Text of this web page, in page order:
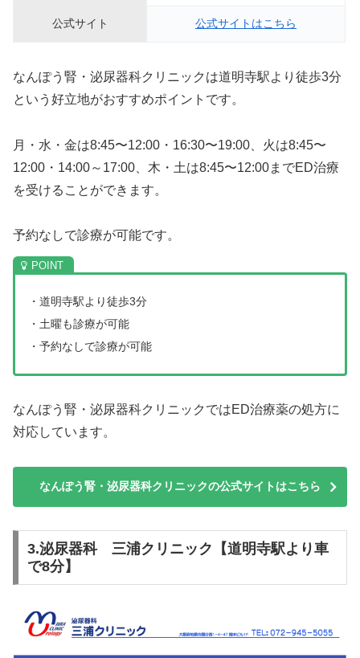
公式サイト 公式サイトはこちら
なんぽう腎・泌尿器科クリニックは道明寺駅より徒歩3分
という好立地がおすすめポイントです。
月・水・金は8:45〜12:00・16:30〜19:00、火は8:45〜
12:00・14:00～17:00、木・土は8:45〜12:00までED治療
を受けることができます。
予約なしで診療が可能です。
・道明寺駅より徒歩3分
・土曜も診療が可能
・予約なしで診療が可能
なんぽう腎・泌尿器科クリニックではED治療薬の処方に
対応しています。
なんぽう腎・泌尿器科クリニックの公式サイトはこちら
3.泌尿器科 三浦クリニック【道明寺駅より車
で8分】